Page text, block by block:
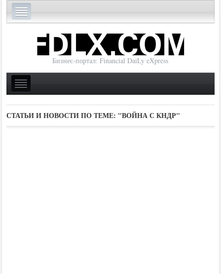
Бизнес-портал: Financial DaiLy eXpress
СТАТЬИ И НОВОСТИ ПО ТЕМЕ: "ВОЙНА С КНДР"